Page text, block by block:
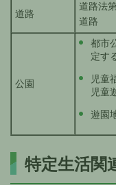
道路
道路法
道路
公園
都市
定す
児童
児童
遊園
特定生活関